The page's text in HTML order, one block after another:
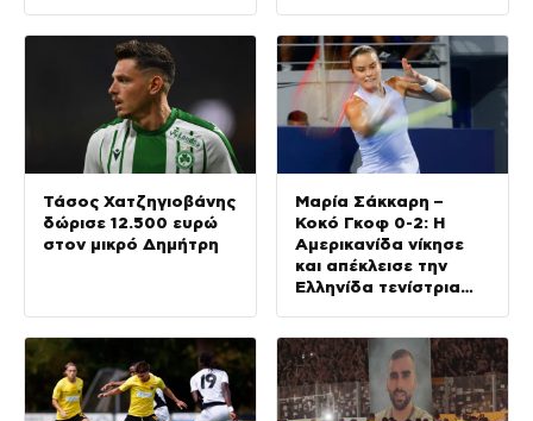
Τάσος Χατζηγιοβάνης
δώρισε 12.500 ευρώ
στον μικρό Δημήτρη
Μαρία Σάκκαρη –
Κοκό Γκοφ 0-2: Η
Αμερικανίδα νίκησε
και απέκλεισε την
Ελληνίδα τενίστρια